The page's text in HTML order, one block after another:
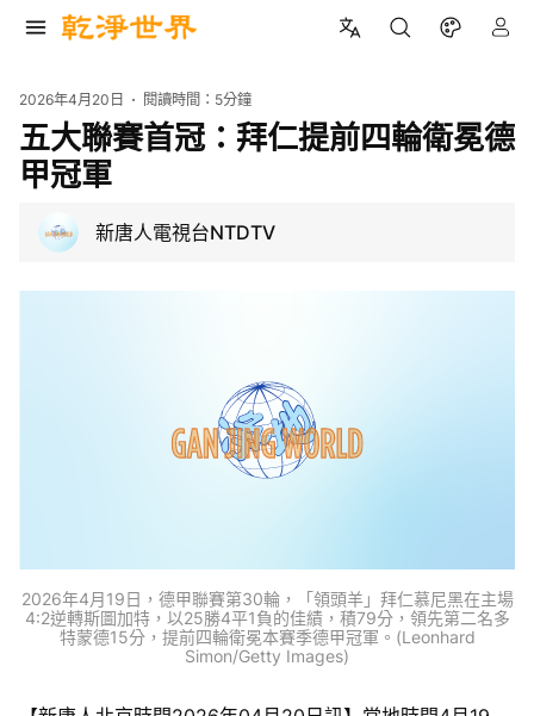
2026年4月20日 閱讀時間： 5分鐘
五大聯賽首冠：拜仁提前四輪衛冕德
甲冠軍
新唐人電視台NTDTV
2026年4月19日，德甲聯賽第30輪，「領頭羊」拜仁慕尼黑在主場
4:2逆轉斯圖加特，以25勝4平1負的佳績，積79分，領先第二名多
特蒙德15分，提前四輪衛冕本賽季德甲冠軍。(Leonhard
Simon/Getty Images)